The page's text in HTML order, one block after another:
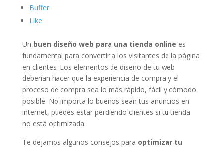
Buffer
Like
Un buen diseño web para una tienda online es
fundamental para convertir a los visitantes de la página
en clientes. Los elementos de diseño de tu web
deberían hacer que la experiencia de compra y el
proceso de compra sea lo más rápido, fácil y cómodo
posible. No importa lo buenos sean tus anuncios en
internet, puedes estar perdiendo clientes si tu tienda
no está optimizada.
Te dejamos algunos consejos para optimizar tu